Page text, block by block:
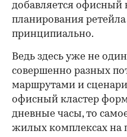
добавляется офисный
планирования
принципиально.
Ведь здесь уже не
совершенно разных
маршрутами и
офисный кластер
дневные часы, то
жилых комплексах на